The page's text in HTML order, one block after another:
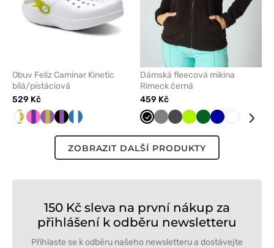
Obuv Feliz Caminar Kinetic
bílá/pistáciová
529 Kč
Bílá/Pistáciová
Fuchsie/fialová
Fialová/pistáciová
Černá/Levandule
Námořnická/bílá
Dámská fleecová mikina
Rimeck černá
459 Kč
ČernáŠedáGrafitová
Limetková
TmavěTmavěBílá Mátová
ZOBRAZIT DALŠÍ PRODUKTY
150 Kč sleva na první nákup za
přihlášení k odběru newsletteru
Přihlaste se k odběru našeho newsletteru a dostávejte